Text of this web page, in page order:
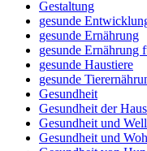
Gestaltung
gesunde
gesunde Ernährung
gesunde Ernährung
gesunde Haustiere
gesunde
Gesundheit
Gesundheit der
Gesundheit und
Gesundheit und